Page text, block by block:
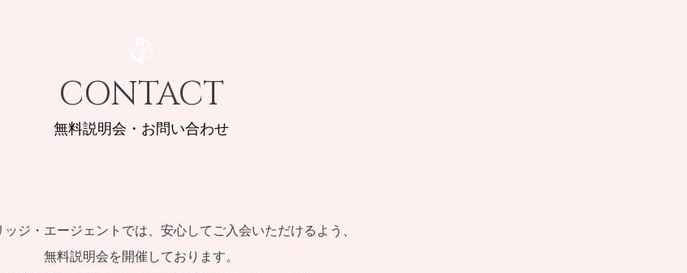
CONTACT
無料説明会・お問い合わせ
ッジ・エージェントでは、安⼼してご⼊会いただけるよう、
無料説明会を開催しております。